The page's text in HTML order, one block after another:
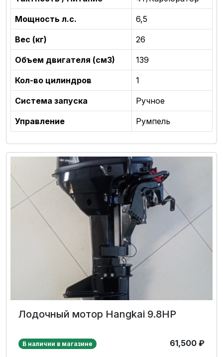
Мощность л.с. 6,5
Вес (кг) 26
Объем двигателя (см3) 139
Кол-во цилиндров 1
Система запуска Ручное
Управление Румпель
Лодочный мотор Hangkai 9.8HP
В наличии в магазине 61,500 ₽